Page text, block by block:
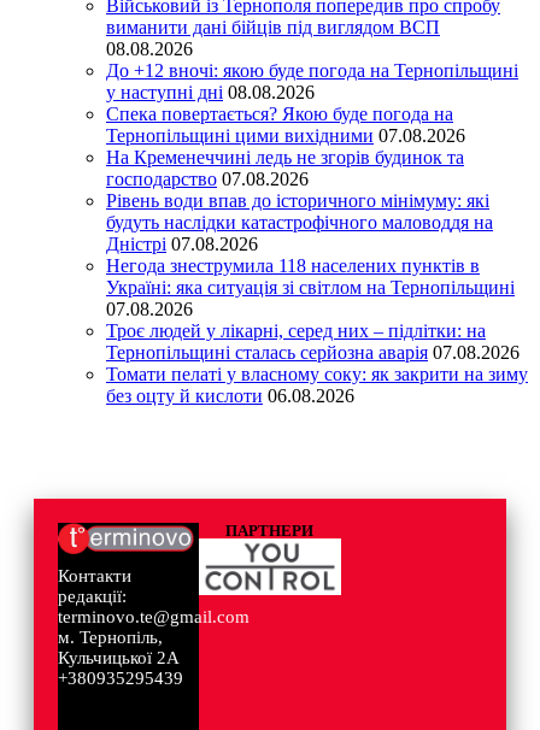
Військовий із Тернополя попередив про спробу
виманити дані бійців під виглядом ВСП
08.08.2026
До +12 вночі: якою буде погода на Тернопільщині
у наступні дні 08.08.2026
Спека повертається? Якою буде погода на
Тернопільщині цими вихідними 07.08.2026
На Кременеччині ледь не згорів будинок та
господарство 07.08.2026
Рівень води впав до історичного мінімуму: які
будуть наслідки катастрофічного маловоддя на
Дністрі 07.08.2026
Негода знеструмила 118 населених пунктів в
Україні: яка ситуація зі світлом на Тернопільщині
07.08.2026
Троє людей у лікарні, серед них – підлітки: на
Тернопільщині сталась серйозна аварія 07.08.2026
Томати пелаті у власному соку: як закрити на зиму
без оцту й кислоти 06.08.2026
Контакти
редакції:
terminovo.te@gmail.com
м. Тернопіль,
Кульчицької 2А
+380935295439
ПАРТНЕРИ